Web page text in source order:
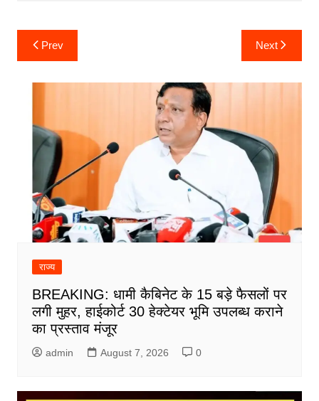
Post
navigation
Prev Next
राज्य
BREAKING: धामी कैबिनेट के 15 बड़े फैसलों पर
लगी मुहर, हाईकोर्ट 30 हेक्टेयर भूमि उपलब्ध कराने
का प्रस्ताव मंजूर
admin August 7, 2026 0